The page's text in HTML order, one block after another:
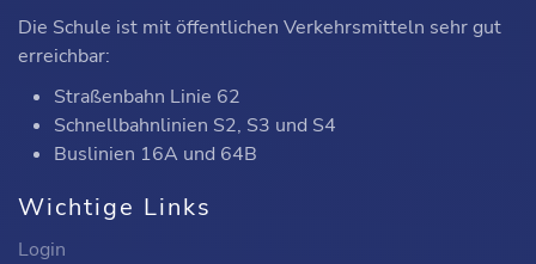
Die Schule ist mit öffentlichen Verkehrsmitteln sehr gut
erreichbar:
Straßenbahn Linie 62
Schnellbahnlinien S2, S3 und S4
Buslinien 16A und 64B
Wichtige Links
Login